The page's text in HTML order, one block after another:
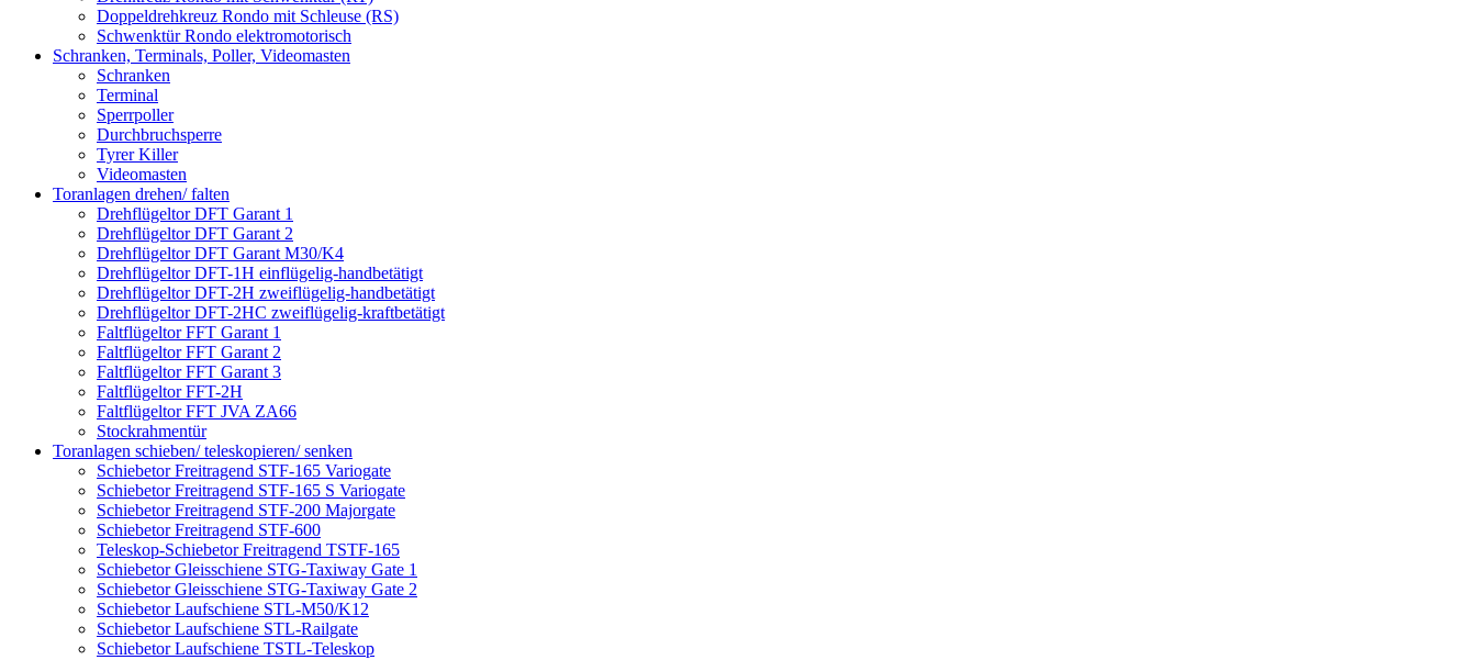
Doppeldrehkreuz Rondo mit Schleuse (RS)
Schwenktür Rondo elektromotorisch
Schranken, Terminals, Poller, Videomasten
Schranken
Terminal
Sperrpoller
Durchbruchsperre
Tyrer Killer
Videomasten
Toranlagen drehen/ falten
Drehflügeltor DFT Garant 1
Drehflügeltor DFT Garant 2
Drehflügeltor DFT Garant M30/K4
Drehflügeltor DFT-1H einflügelig-handbetätigt
Drehflügeltor DFT-2H zweiflügelig-handbetätigt
Drehflügeltor DFT-2HC zweiflügelig-kraftbetätigt
Faltflügeltor FFT Garant 1
Faltflügeltor FFT Garant 2
Faltflügeltor FFT Garant 3
Faltflügeltor FFT-2H
Faltflügeltor FFT JVA ZA66
Stockrahmentür
Toranlagen schieben/ teleskopieren/ senken
Schiebetor Freitragend STF-165 Variogate
Schiebetor Freitragend STF-165 S Variogate
Schiebetor Freitragend STF-200 Majorgate
Schiebetor Freitragend STF-600
Teleskop-Schiebetor Freitragend TSTF-165
Schiebetor Gleisschiene STG-Taxiway Gate 1
Schiebetor Gleisschiene STG-Taxiway Gate 2
Schiebetor Laufschiene STL-M50/K12
Schiebetor Laufschiene STL-Railgate
Schiebetor Laufschiene TSTL-Teleskop